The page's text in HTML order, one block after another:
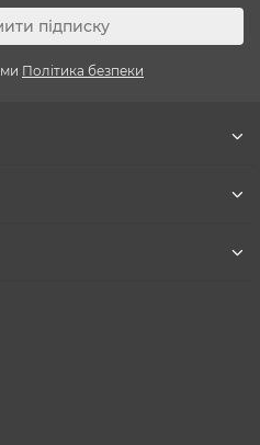
підписку
Політика безпеки